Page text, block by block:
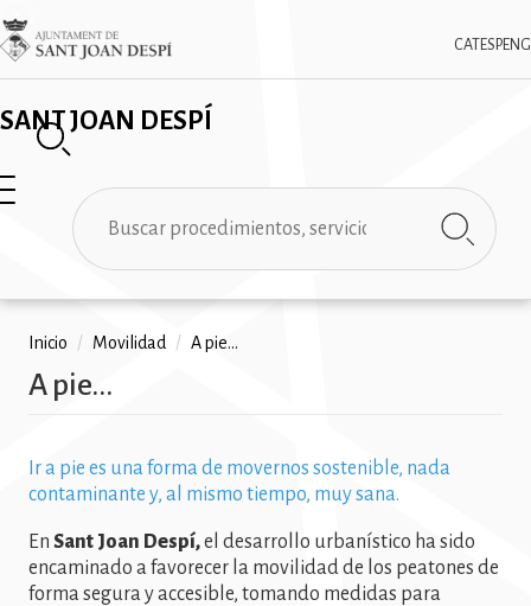
Pasar
al
contenido
SANT JOAN DESPÍ
CAT ESPENG
Imatge
✕
Buscar
Ruta
de
Inicio / Movilidad / A pie...
A pie...
Ir a pie es una forma de movernos sostenible, nada
contaminante y, al mismo tiempo, muy sana.
En Sant Joan Despí,el desarrollo urbanístico ha sido
encaminado a favorecer la movilidad de los peatones de
forma segura y accesible, tomando medidas para